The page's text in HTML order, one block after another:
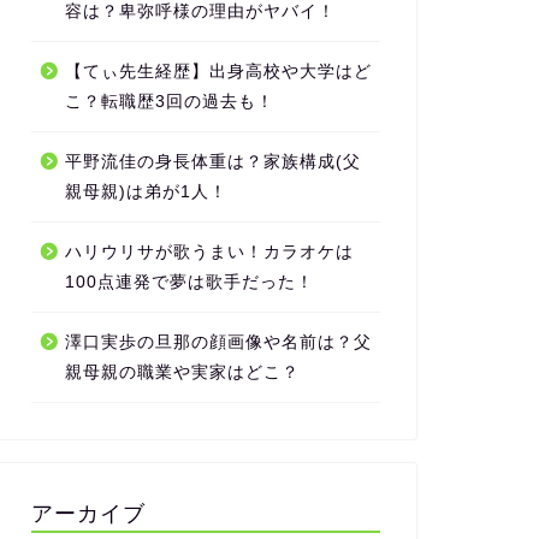
容は？卑弥呼様の理由がヤバイ！
【てぃ先生経歴】出身高校や大学はど
こ？転職歴3回の過去も！
平野流佳の身長体重は？家族構成(父
親母親)は弟が1人！
ハリウリサが歌うまい！カラオケは
100点連発で夢は歌手だった！
澤口実歩の旦那の顔画像や名前は？父
親母親の職業や実家はどこ？
アーカイブ